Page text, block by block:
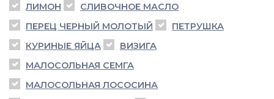
ЛИМОН
СЛИВОЧНОЕ МАСЛО
ПЕРЕЦ ЧЕРНЫЙ МОЛОТЫЙ
ПЕТРУШКА
КУРИНЫЕ ЯЙЦА
ВИЗИГА
МАЛОСОЛЬНАЯ СЕМГА
МАЛОСОЛЬНАЯ ЛОСОСИНА